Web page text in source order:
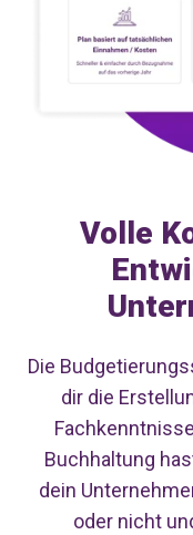
Volle
Die
dir die
Buchhaltung
dein
oder nicht